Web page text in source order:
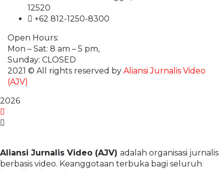
12520
+62 812-1250-8300
Open Hours:
Mon – Sat: 8 am – 5 pm,
Sunday: CLOSED
2021 © All rights reserved by Aliansi Jurnalis Video
(AJV)
2026
Aliansi Jurnalis Video (AJV) adalah organisasi jurnalis
berbasis video. Keanggotaan terbuka bagi seluruh